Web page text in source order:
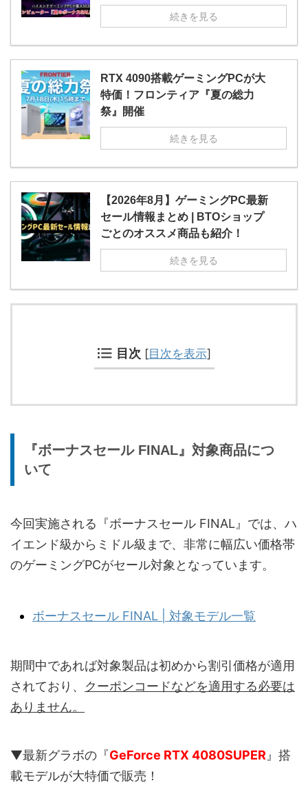
続きを見る
RTX 4090搭載ゲーミングPCが大
特価！フロンティア『夏の総力
祭』開催
続きを見る
【2026年8月】ゲーミングPC最新
セール情報まとめ | BTOショップ
ごとのオススメ商品も紹介！
続きを見る
目次 [目次を表示]
『ボーナスセール FINAL』対象商品につ
いて
今回実施される『ボーナスセール FINAL』では、ハ
イエンド級からミドル級まで、非常に幅広い価格帯
のゲーミングPCがセール対象となっています。
ボーナスセール FINAL | 対象モデル一覧
期間中であれば対象製品は初めから割引価格が適用
されており、 クーポンコードなどを適用する必要は
ありません。
▼最新グラボの『GeForce RTX 4080SUPER 』搭
載モデルが大特価で販売！